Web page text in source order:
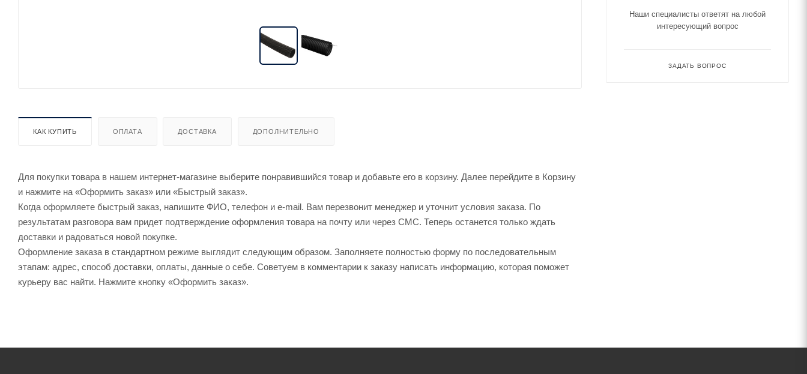
КАК КУПИТЬ ОПЛАТА ДОСТАВКА ДОПОЛНИТЕЛЬНО
Для покупки товара в нашем интернет-магазине выберите понравившийся товар и добавьте его в корзину. Далее перейдите в Корзину
и нажмите на «Оформить заказ» или «Быстрый заказ».
Когда оформляете быстрый заказ, напишите ФИО, телефон и e-mail. Вам перезвонит менеджер и уточнит условия заказа. По
результатам разговора вам придет подтверждение оформления товара на почту или через СМС. Теперь останется только ждать
доставки и радоваться новой покупке.
Оформление заказа в стандартном режиме выглядит следующим образом. Заполняете полностью форму по последовательным
этапам: адрес, способ доставки, оплаты, данные о себе. Советуем в комментарии к заказу написать информацию, которая поможет
курьеру вас найти. Нажмите кнопку «Оформить заказ».
Наши специалисты ответят на любой
интересующий вопрос
ЗАДАТЬ ВОПРОС